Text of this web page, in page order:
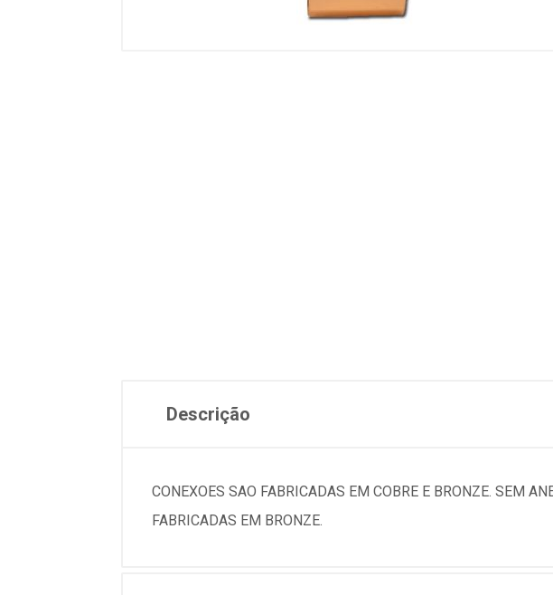
Descrição
CONEXOES SAO FABRICADAS EM COBRE E BRONZE. SEM
FABRICADAS EM BRONZE.